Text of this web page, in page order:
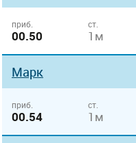
приб.
00.50
ст.
1м
Марк
приб.
00.54
ст.
1м